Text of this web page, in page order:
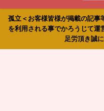
孤立＜お客様皆様が掲載の記事
を利用される事でかろうじて運
足労頂き誠